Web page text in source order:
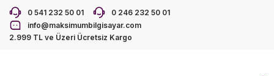
0 541 232 50 01
0 246 232 50 01
info@maksimumbilgisayar.com
2.999 TL ve Üzeri Ücretsiz Kargo